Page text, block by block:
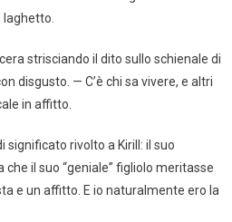
strisciando il dito sullo schienale di
disgusto. — C’è chi sa vivere, e altri
in affitto.
significato rivolto a Kirill: il suo
il suo “geniale” figliolo meritasse
e un affitto. E io naturalmente ero la